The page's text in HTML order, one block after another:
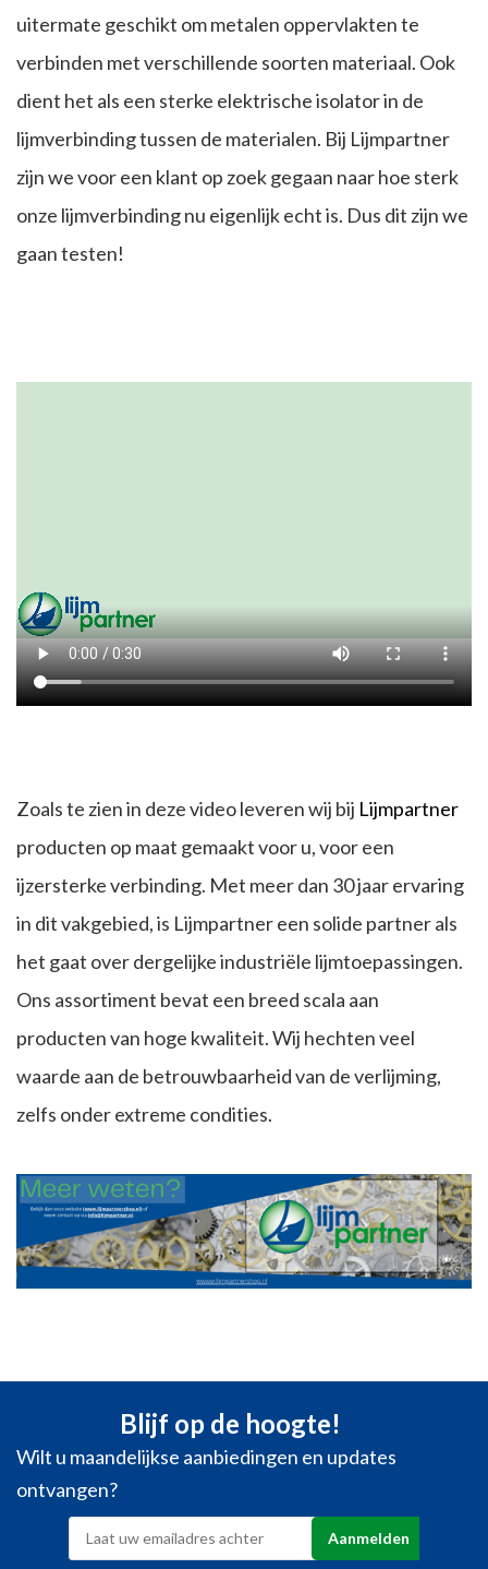
uitermate geschikt om metalen oppervlakten te
verbinden met verschillende soorten materiaal. Ook
dient het als een sterke elektrische isolator in de
lijmverbinding tussen de materialen. Bij Lijmpartner
zijn we voor een klant op zoek gegaan naar hoe sterk
onze lijmverbinding nu eigenlijk echt is. Dus dit zijn we
gaan testen!
Zoals te zien in deze video leveren wij bij Lijmpartner
producten op maat gemaakt voor u, voor een
ijzersterke verbinding. Met meer dan 30 jaar ervaring
in dit vakgebied, is Lijmpartner een solide partner als
het gaat over dergelijke industriële lijmtoepassingen.
Ons assortiment bevat een breed scala aan
producten van hoge kwaliteit. Wij hechten veel
waarde aan de betrouwbaarheid van de verlijming,
zelfs onder extreme condities.
Blijf op de hoogte!
Wilt u maandelijkse aanbiedingen en updates
ontvangen?